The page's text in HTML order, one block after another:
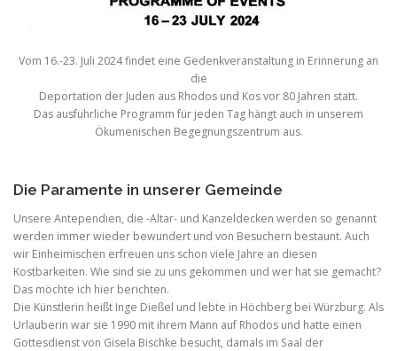
Vom 16.-23. Juli 2024 findet eine Gedenkveranstaltung in Erinnerung an
die
Deportation der Juden aus Rhodos und Kos vor 80 Jahren statt.
Das ausführliche Programm für jeden Tag hängt auch in unserem
Ökumenischen Begegnungszentrum aus.
Die Paramente in unserer Gemeinde
Unsere Antependien, die -Altar- und Kanzeldecken werden so genannt
werden immer wieder bewundert und von Besuchern bestaunt. Auch
wir Einheimischen erfreuen uns schon viele Jahre an diesen
Kostbarkeiten. Wie sind sie zu uns gekommen und wer hat sie gemacht?
Das möchte ich hier berichten.
Die Künstlerin heißt Inge Dießel und lebte in Höchberg bei Würzburg. Als
Urlauberin war sie 1990 mit ihrem Mann auf Rhodos und hatte einen
Gottesdienst von Gisela Bischke besucht, damals im Saal der